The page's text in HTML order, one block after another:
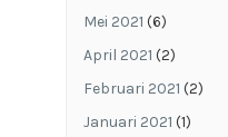
Mei 2021 (6)
April 2021 (2)
Februari 2021 (2)
Januari 2021 (1)